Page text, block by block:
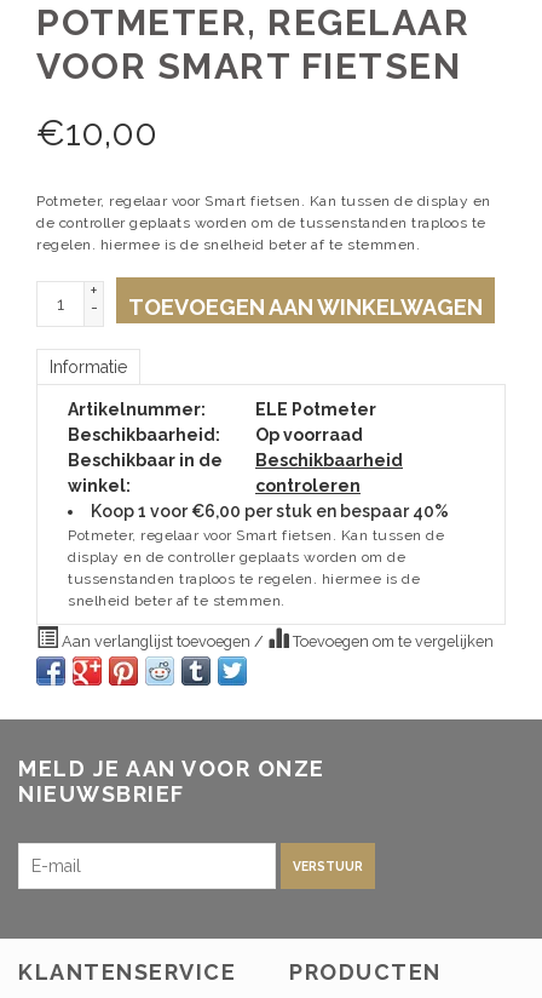
POTMETER, REGELAAR
VOOR SMART FIETSEN
€10,00
Potmeter, regelaar voor Smart fietsen. Kan tussen de display en
de controller geplaats worden om de tussenstanden traploos te
regelen. hiermee is de snelheid beter af te stemmen.
+
-
TOEVOEGEN AAN WINKELWAGEN
Informatie
Artikelnummer:
ELE Potmeter
Beschikbaarheid:
Op voorraad
Beschikbaar in de
winkel:
Beschikbaarheid
controleren
Koop 1 voor €6,00 per stuk en bespaar 40%
Potmeter, regelaar voor Smart fietsen. Kan tussen de
display en de controller geplaats worden om de
tussenstanden traploos te regelen. hiermee is de
snelheid beter af te stemmen.
Aan verlanglijst toevoegen / Toevoegen om te vergelijken
MELD JE AAN VOOR ONZE
NIEUWSBRIEF
VERSTUUR
KLANTENSERVICE PRODUCTEN